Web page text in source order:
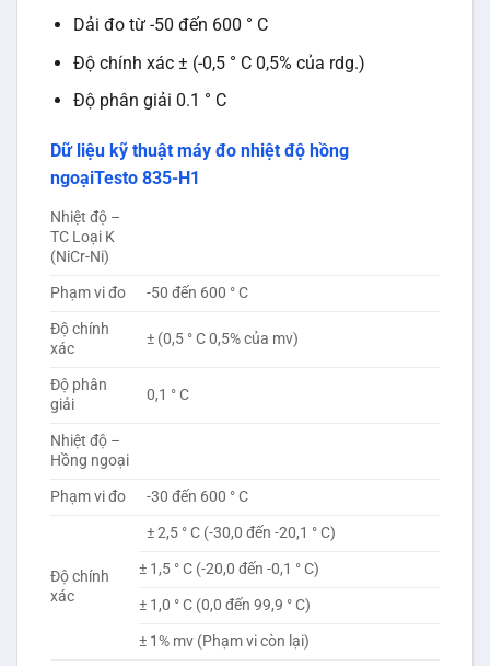
Dải đo từ -50 đến 600 ° C
Độ chính xác ± (-0,5 ° C 0,5% của rdg.)
Độ phân giải 0.1 ° C
Dữ liệu kỹ thuật máy đo nhiệt độ hồng
ngoạiTesto 835-H1
Nhiệt độ –
TC Loại K
(NiCr-Ni)
Phạm vi đo
-50 đến 600 ° C
Độ chính
xác
± (0,5 ° C 0,5% của mv)
Độ phân
giải
0,1 ° C
Nhiệt độ –
Hồng ngoại
Phạm vi đo
-30 đến 600 ° C
Độ chính
xác
± 2,5 ° C (-30,0 đến -20,1 ° C)
± 1,5 ° C (-20,0 đến -0,1 ° C)
± 1,0 ° C (0,0 đến 99,9 ° C)
± 1% mv (Phạm vi còn lại)